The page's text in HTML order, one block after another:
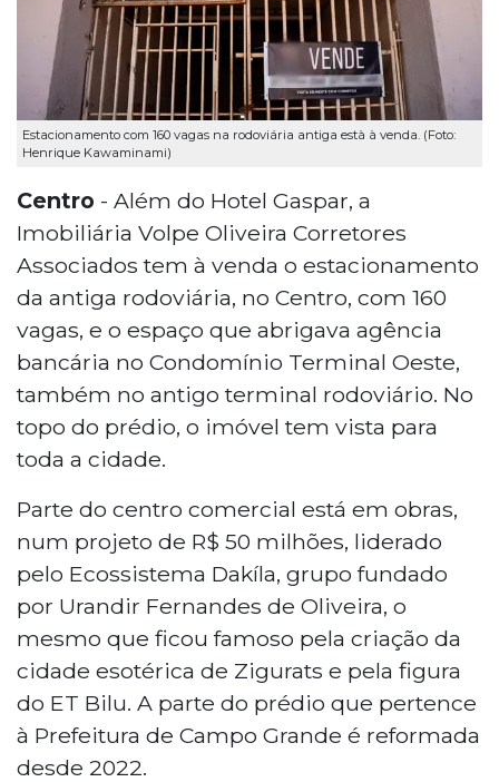
Estacionamento com 160 vagas na rodoviária antiga està à venda. (Foto:
Henrique Kawaminami)
Centro - Além do Hotel Gaspar, a
Imobiliária Volpe Oliveira Corretores
Associados tem à venda o estacionamento
da antiga rodoviária, no Centro, com 160
vagas, e o espaço que abrigava agência
bancária no Condomínio Terminal Oeste,
também no antigo terminal rodoviário. No
topo do prédio, o imóvel tem vista para
toda a cidade.
Parte do centro comercial está em obras,
num projeto de R$ 50 milhões, liderado
pelo Ecossistema Dakíla, grupo fundado
por Urandir Fernandes de Oliveira, o
mesmo que ficou famoso pela criação da
cidade esotérica de Zigurats e pela figura
do ET Bilu. A parte do prédio que pertence
à Prefeitura de Campo Grande é reformada
desde 2022.